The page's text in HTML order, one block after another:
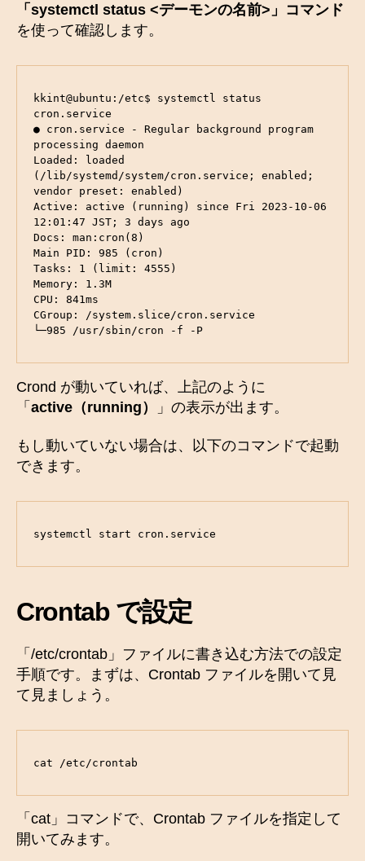
「systemctl status <デーモンの名前>」コマンド
を使って確認します。
kkint@ubuntu:/etc$ systemctl status
cron.service
● cron.service - Regular background program
processing daemon
Loaded: loaded
(/lib/systemd/system/cron.service; enabled;
vendor preset: enabled)
Active: active (running) since Fri 2023-10-06
12:01:47 JST; 3 days ago
Docs: man:cron(8)
Main PID: 985 (cron)
Tasks: 1 (limit: 4555)
Memory: 1.3M
CPU: 841ms
CGroup: /system.slice/cron.service
└─985 /usr/sbin/cron -f -P
Crond が動いていれば、上記のように
「 active（running） 」の表示が出ます。
もし動いていない場合は、以下のコマンドで起動
できます。
systemctl start cron.service
Crontab で設定
「/etc/crontab」ファイルに書き込む方法での設定
手順です。まずは、Crontab ファイルを開いて見
て見ましょう。
cat /etc/crontab
「cat」コマンドで、Crontab ファイルを指定して
開いてみます。